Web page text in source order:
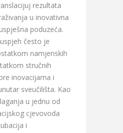
rezultata
u inovativna
poduzeća.
često je
namjenskih
stručnih
inovacijama i
sveučilišta. Kao
u jednu od
cjevovoda
i